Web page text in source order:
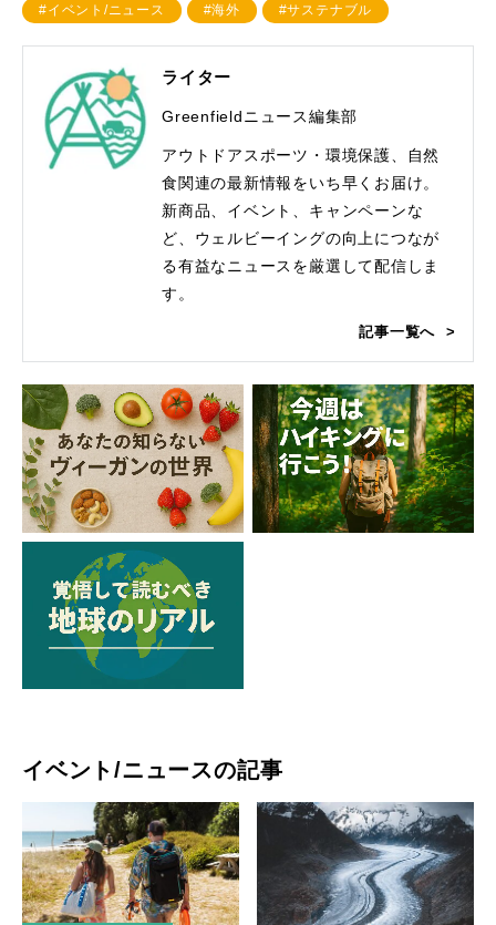
#イベント/ニュース #海外 #サステナブル
ライター
Greenfieldニュース編集部
アウトドアスポーツ・環境保護、自然
食関連の最新情報をいち早くお届け。
新商品、イベント、キャンペーンな
ど、ウェルビーイングの向上につなが
る有益なニュースを厳選して配信しま
す。
記事一覧へ
イベント/ニュースの記事